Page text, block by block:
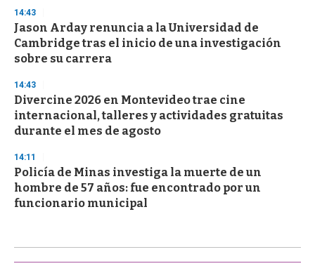
14:43
Jason Arday renuncia a la Universidad de
Cambridge tras el inicio de una investigación
sobre su carrera
14:43
Divercine 2026 en Montevideo trae cine
internacional, talleres y actividades gratuitas
durante el mes de agosto
14:11
Policía de Minas investiga la muerte de un
hombre de 57 años: fue encontrado por un
funcionario municipal